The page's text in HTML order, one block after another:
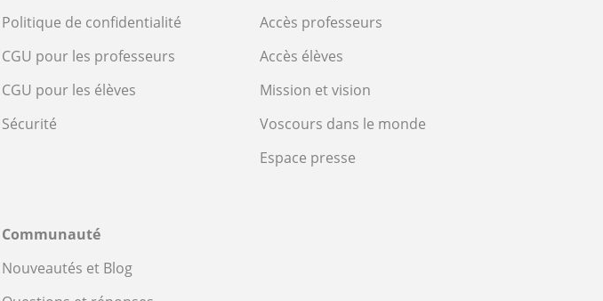
Politique de confidentialité
CGU pour les professeurs
CGU pour les élèves
Sécurité
Accès professeurs
Accès élèves
Mission et vision
Voscours dans le monde
Espace presse
Communauté
Nouveautés et Blog